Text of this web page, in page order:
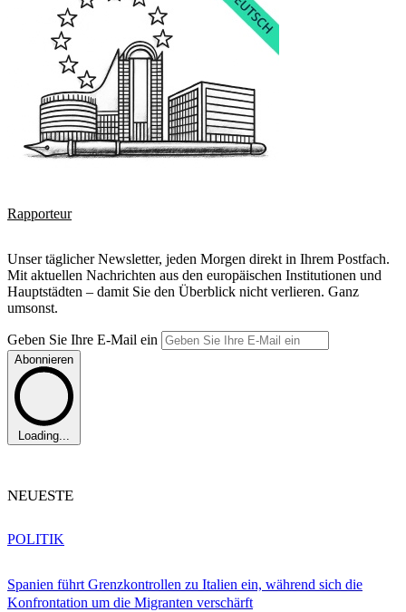
Rapporteur
Unser täglicher Newsletter, jeden Morgen direkt in Ihrem Postfach.
Mit aktuellen Nachrichten aus den europäischen Institutionen und
Hauptstädten – damit Sie den Überblick nicht verlieren. Ganz
umsonst.
Geben Sie Ihre E-Mail ein
Abonnieren
Loading...
NEUESTE
Spanien führt Grenzkontrollen zu Italien ein, während sich die
Konfrontation um die Migranten verschärft
POLITIK